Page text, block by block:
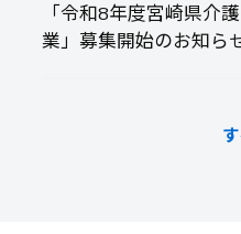
「令和8年度宮崎県介
業」募集開始のお知ら